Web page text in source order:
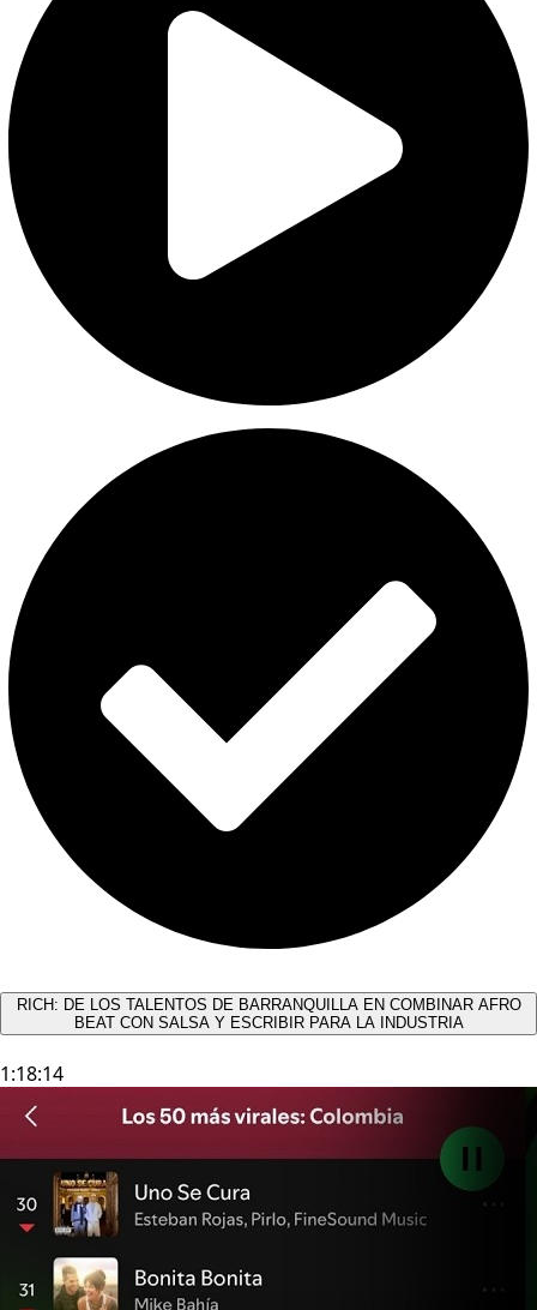
RICH: DE LOS TALENTOS DE BARRANQUILLA EN COMBINAR AFRO
BEAT CON SALSA Y ESCRIBIR PARA LA INDUSTRIA
1:18:14